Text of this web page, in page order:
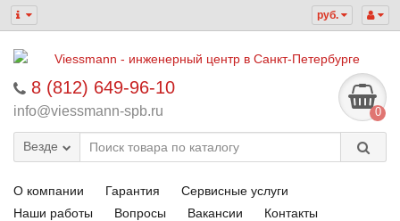
руб.
8 (812) 649-96-10
info@viessmann-spb.ru 0
Везде
О компании Гарантия
Сервисные услуги
Наши работы
Вопросы Вакансии
Контакты